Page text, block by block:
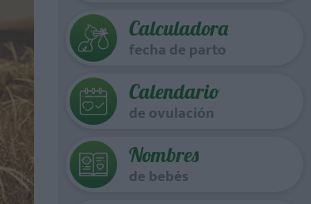
Calculadora
fecha de parto
Calendario
de ovulación
Nombres
de bebés